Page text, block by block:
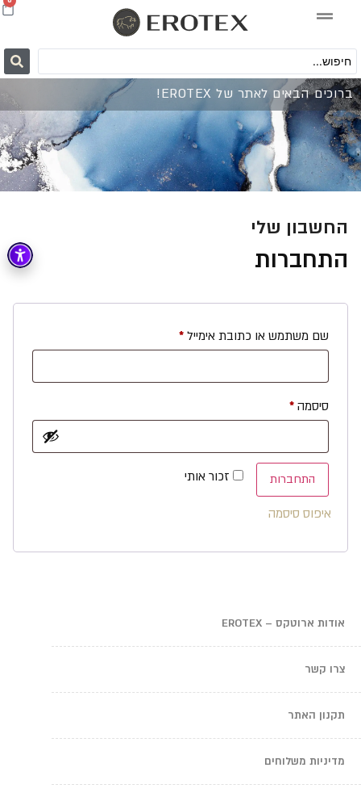
ברוכים הבאים לאתר של EROTEX!
אודות ארוטקס – EROTEX
צרו קשר
תקנון האתר
מדיניות משלוחים
החשבון שלי
התחברות
שם משתמש או כתובת אימייל *
סיסמה *
זכור אותי התחברות
איפוס סיסמה